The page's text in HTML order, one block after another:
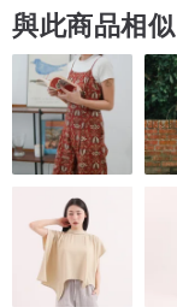
與此商品相似